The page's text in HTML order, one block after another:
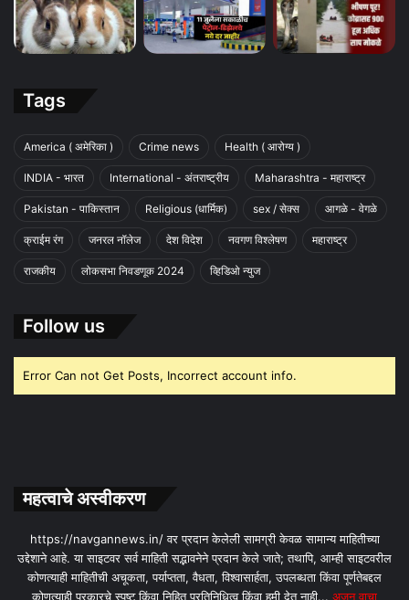
Tags
America ( अमेरिका ) Crime news Health ( आरोग्य )
INDIA - भारत International - अंतराष्ट्रीय Maharashtra - महाराष्ट्र
Pakistan - पाकिस्तान Religious (धार्मिक) sex / सेक्स आगळे - वेगळे
क्राईम रंग जनरल नॉलेज देश विदेश नवगण विश्लेषण महाराष्ट्र
राजकीय लोकसभा निवडणूक 2024 व्हिडिओ न्युज
Follow us
Error Can not Get Posts, Incorrect account info.
महत्वाचे अस्वीकरण
https://navgannews.in/ वर प्रदान केलेली सामग्री केवळ सामान्य माहितीच्या
उद्देशाने आहे. या साइटवर सर्व माहिती सद्भावनेने प्रदान केले जाते; तथापि, आम्ही साइटवरील
कोणत्याही माहितीची अचूकता, पर्याप्तता, वैधता, विश्वासार्हता, उपलब्धता किंवा पूर्णतेबद्दल
कोणत्याही प्रकारचे स्पष्ट किंवा निहित प्रतिनिधित्व किंवा हमी देत ​​नाही... अजून वाचा